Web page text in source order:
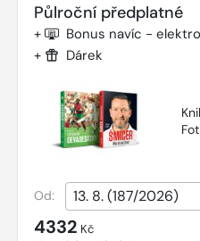
Půlroční předplatné
+ Bonus navíc -
+ Dárek
Od:
4332 Kč